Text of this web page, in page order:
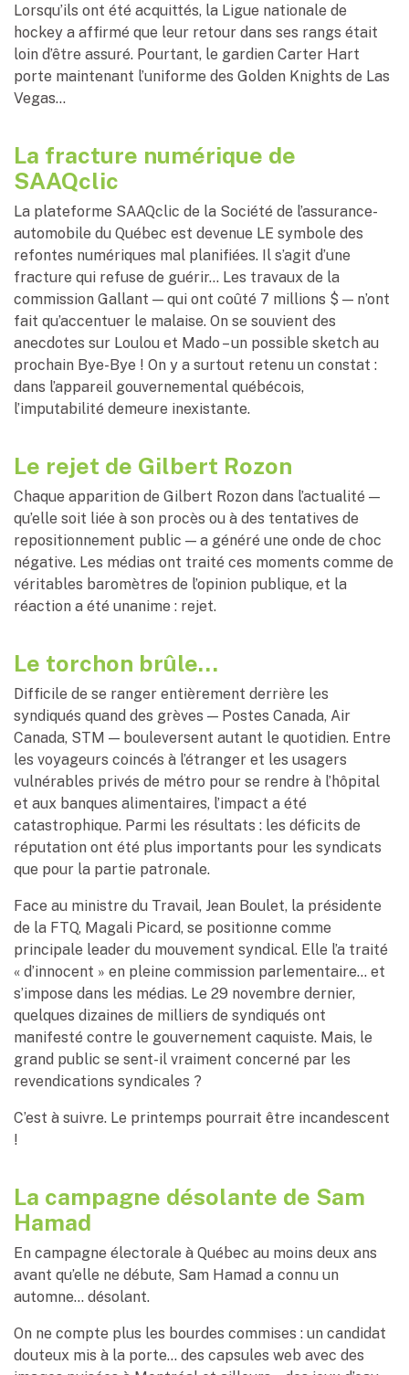
Lorsqu’ils ont été acquittés, la Ligue nationale de
hockey a affirmé que leur retour dans ses rangs était
loin d’être assuré. Pourtant, le gardien Carter Hart
porte maintenant l’uniforme des Golden Knights de Las
Vegas…
La fracture numérique de
SAAQclic
La plateforme SAAQclic de la Société de l’assurance-
automobile du Québec est devenue LE symbole des
refontes numériques mal planifiées. Il s’agit d’une
fracture qui refuse de guérir… Les travaux de la
commission Gallant — qui ont coûté 7 millions $ — n’ont
fait qu’accentuer le malaise. On se souvient des
anecdotes sur Loulou et Mado – un possible sketch au
prochain Bye-Bye ! On y a surtout retenu un constat :
dans l’appareil gouvernemental québécois,
l’imputabilité demeure inexistante.
Le rejet de Gilbert Rozon
Chaque apparition de Gilbert Rozon dans l’actualité —
qu’elle soit liée à son procès ou à des tentatives de
repositionnement public — a généré une onde de choc
négative. Les médias ont traité ces moments comme de
véritables baromètres de l’opinion publique, et la
réaction a été unanime : rejet.
Le torchon brûle…
Difficile de se ranger entièrement derrière les
syndiqués quand des grèves — Postes Canada, Air
Canada, STM — bouleversent autant le quotidien. Entre
les voyageurs coincés à l’étranger et les usagers
vulnérables privés de métro pour se rendre à l’hôpital
et aux banques alimentaires, l’impact a été
catastrophique. Parmi les résultats : les déficits de
réputation ont été plus importants pour les syndicats
que pour la partie patronale.
Face au ministre du Travail, Jean Boulet, la présidente
de la FTQ, Magali Picard, se positionne comme
principale leader du mouvement syndical. Elle l’a traité
« d’innocent » en pleine commission parlementaire… et
s’impose dans les médias. Le 29 novembre dernier,
quelques dizaines de milliers de syndiqués ont
manifesté contre le gouvernement caquiste. Mais, le
grand public se sent-il vraiment concerné par les
revendications syndicales ?
C’est à suivre. Le printemps pourrait être incandescent
!
La campagne désolante de Sam
Hamad
En campagne électorale à Québec au moins deux ans
avant qu’elle ne débute, Sam Hamad a connu un
automne… désolant.
On ne compte plus les bourdes commises : un candidat
douteux mis à la porte… des capsules web avec des